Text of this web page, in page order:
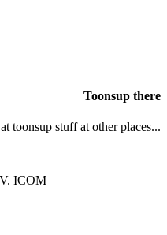
Toonsup there
toonsup stuff at other places...
ICOM